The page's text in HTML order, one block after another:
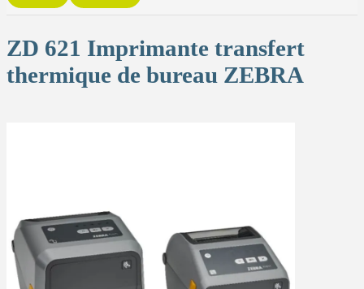
ZD 621 Imprimante transfert
thermique de bureau ZEBRA